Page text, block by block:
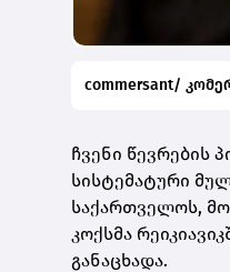
commersant/
ჩვენი წევრების
სისტემატური
საქართველოს,
კოქსმა
განაცხადა.